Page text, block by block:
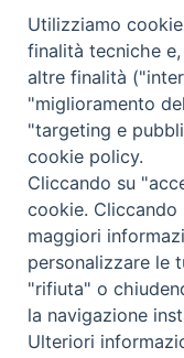
Piazza Duomo,
27100 Pavia
Tel.
Utilizziamo
finalità tecniche
altre finalità
"miglioramento
"targeting e
cookie policy.
Cliccando su
cookie. Cliccando
maggiori
personalizzare le
"rifiuta" o
la navigazione
Ulteriori